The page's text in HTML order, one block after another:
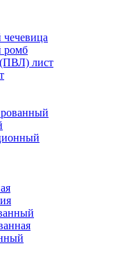
ромб
лист